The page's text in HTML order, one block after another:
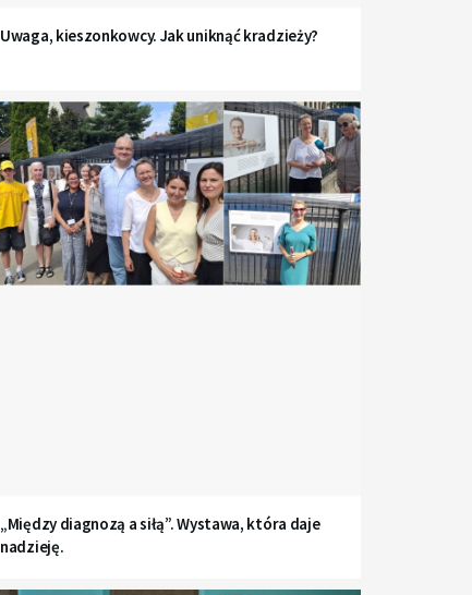
Uwaga, kieszonkowcy. Jak uniknąć kradzieży?
„Między diagnozą a siłą”. Wystawa, która daje
nadzieję.